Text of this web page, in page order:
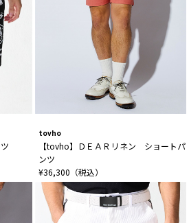
tovho
【tovho】ＤＥＡＲリネン ショートパ
ンツ
¥36,300（税込）